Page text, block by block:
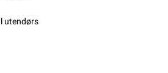
utendørs